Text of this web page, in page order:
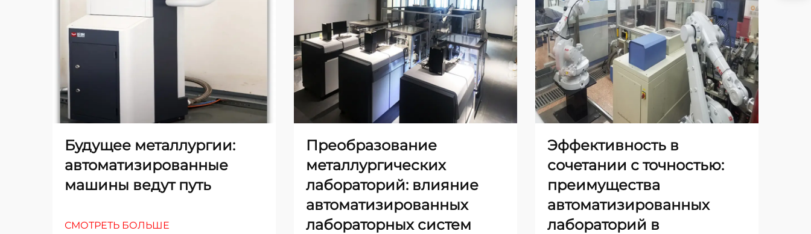
Будущее металлургии:
автоматизированные
машины ведут путь
СМОТРЕТЬ БОЛЬШЕ
Преобразование
металлургических
лабораторий: влияние
автоматизированных
лабораторных систем
Эффективность в
сочетании с точностью:
преимущества
автоматизированных
лабораторий в